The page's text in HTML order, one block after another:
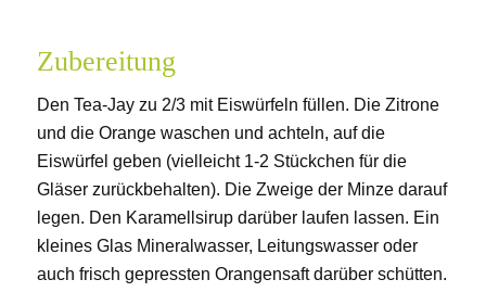
Zubereitung
Den Tea-Jay zu 2/3 mit Eiswürfeln füllen. Die Zitrone
und die Orange waschen und achteln, auf die
Eiswürfel geben (vielleicht 1-2 Stückchen für die
Gläser zurückbehalten). Die Zweige der Minze darauf
legen. Den Karamellsirup darüber laufen lassen. Ein
kleines Glas Mineralwasser, Leitungswasser oder
auch frisch gepressten Orangensaft darüber schütten.